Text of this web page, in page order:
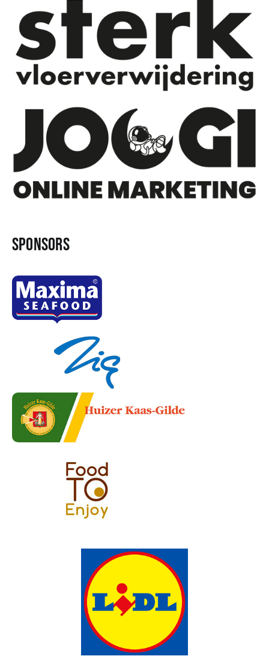
Sponsoren
Commissies
ClubTV
Club van 100
Activiteiten
Sponsor worden?
Sponsor op de middenstip
Sponsors